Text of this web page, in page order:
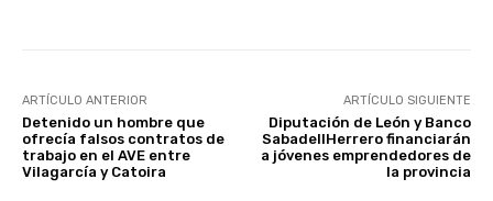
ARTÍCULO ANTERIOR
Detenido un hombre que
ofrecía falsos contratos de
trabajo en el AVE entre
Vilagarcía y Catoira
ARTÍCULO SIGUIENTE
Diputación de León y Banco
SabadellHerrero financiarán
a jóvenes emprendedores de
la provincia